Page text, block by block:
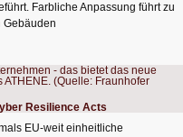
Farbliche Anpassung führt zu
Gebäuden
Resilience Acts
EU-weit einheitliche